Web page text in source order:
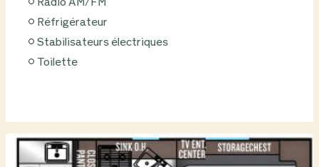
Radio AM/FM
Réfrigérateur
Stabilisateurs électriques
Toilette